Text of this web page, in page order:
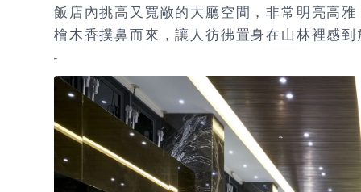
飯店內挑高又寬敞的大廳空間，非常明亮高
檜木香撲鼻而來，讓人彷彿置身在山林裡感
-